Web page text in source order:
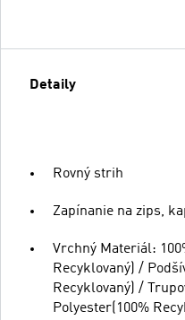
Detaily
Rovný strih
Zapínanie na zips,
Vrchný Materiál:
Recyklovaný) /
Recyklovaný) /
Polyester(100%